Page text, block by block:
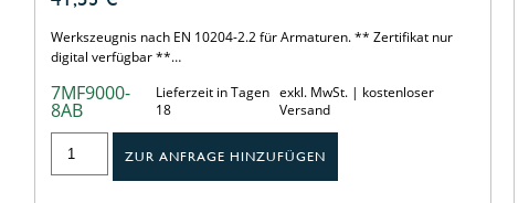
Werkszeugnis nach EN 10204-2.2 für Armaturen. ** Zertifikat nur
digital verfügbar **…
7MF9000-
8AB
Lieferzeit in Tagen
18
exkl. MwSt. | kostenloser
Versand
ZUR ANFRAGE HINZUFÜGEN